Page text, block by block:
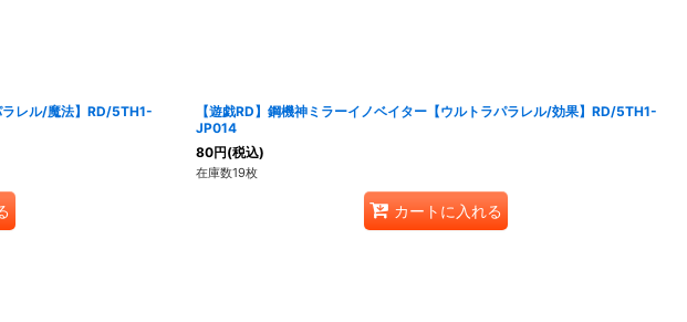
ラレル/魔法】RD/5TH1-
【遊戯RD】鋼機神ミラーイノベイター【ウルトラパラレル/効果】RD/5TH1-
JP014
80円(税込)
在庫数19枚
カートに入れる